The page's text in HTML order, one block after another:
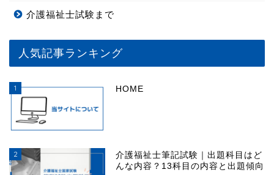
介護福祉士試験まで
人気記事ランキング
1 HOME
2
介護福祉士筆記試験｜出題科目はど
んな内容？13科目の内容と出題傾向